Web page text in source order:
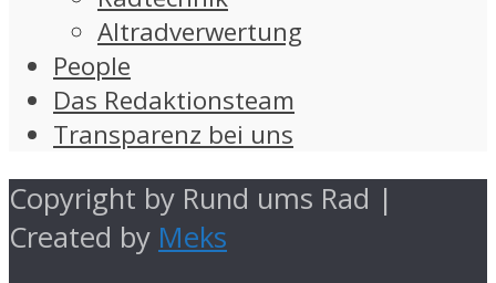
Altradverwertung
People
Das Redaktionsteam
Transparenz bei uns
Copyright by Rund ums Rad |
Created by Meks